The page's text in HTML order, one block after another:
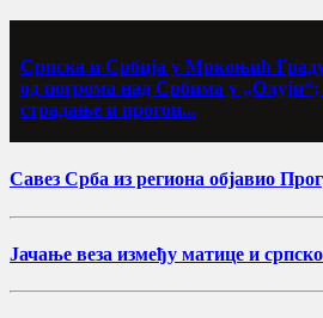
Српска и Србија у Мркоњић
од погрома над Србима у „Олуји“;
страдање и прогон...
Савез Срба из региона објавио
Јачање веза између матице и